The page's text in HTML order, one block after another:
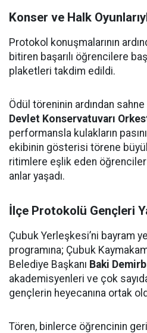
Konser ve Halk
Protokol konuşmalarının
bitiren başarılı öğrencilere
plaketleri takdim edildi.
Ödül töreninin ardından sahne
Devlet Konservatuvarı
performansla kulakların
ekibinin gösterisi törene
ritimlere eşlik eden
anlar yaşadı.
İlçe Protokolü Gençleri
Çubuk Yerleşkesi’ni bayram
programına; Çubuk
Belediye Başkanı Baki
akademisyenleri ve çok
gençlerin heyecanına ortak
Tören, binlerce öğrencinin geri